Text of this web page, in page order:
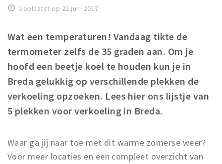
Drinken
Recreatief
Winkels
Winkelgebieden
Parkeren
Musea, theaters & podia
Uitjes & activiteiten
Geplaatst op 22 juni 2017
Wat een temperaturen! Vandaag tikte de
termometer zelfs de 35 graden aan. Om je
hoofd een beetje koel te houden kun je in
Breda gelukkig op verschillende plekken de
verkoeling opzoeken. Lees hier ons lijstje van
5 plekken voor verkoeling in Breda.
Waar ga jij naar toe met dit warme zomerse weer?
Voor meer locaties en een compleet overzicht van